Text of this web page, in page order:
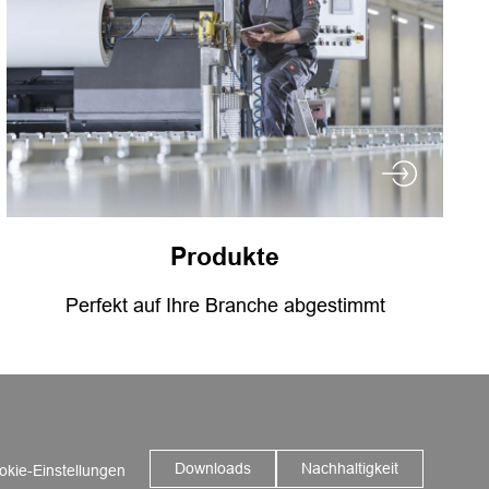
Produkte
Perfekt auf Ihre Branche abgestimmt
Einstellungen Downloads Nachhaltigkeit